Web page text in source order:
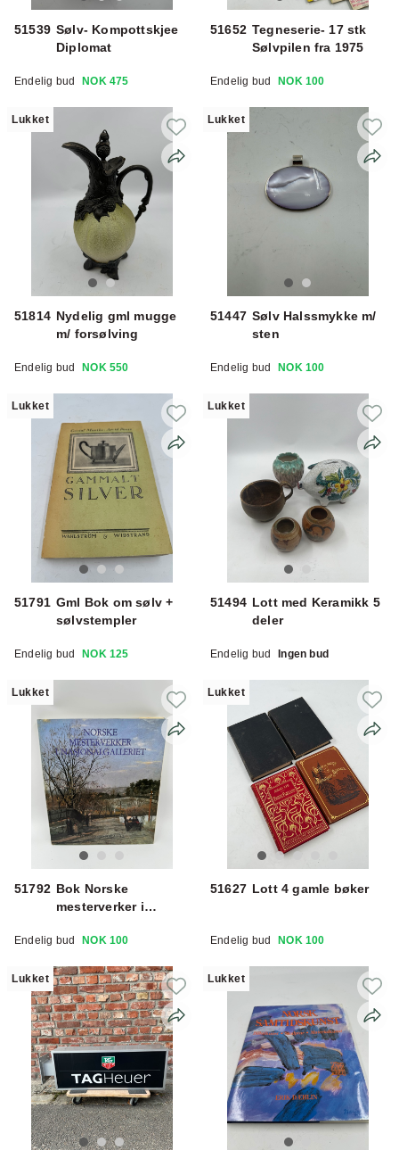
51539 Sølv- Kompottskjee
Diplomat
Endelig bud NOK 475
51652 Tegneserie- 17 stk
Sølvpilen fra 1975
Endelig bud NOK 100
Lukket
51814 Nydelig gml mugge
m/ forsølving
Endelig bud NOK 550
Lukket
51447 Sølv Halssmykke m/
sten
Endelig bud NOK 100
Lukket
51791 Gml Bok om sølv +
sølvstempler
Endelig bud NOK 125
Lukket
51494 Lott med Keramikk 5
deler
Endelig bud Ingen bud
Lukket
51792 Bok Norske
mesterverker i
Endelig bud NOK 100
Lukket
51627 Lott 4 gamle bøker
Endelig bud NOK 100
Lukket Lukket